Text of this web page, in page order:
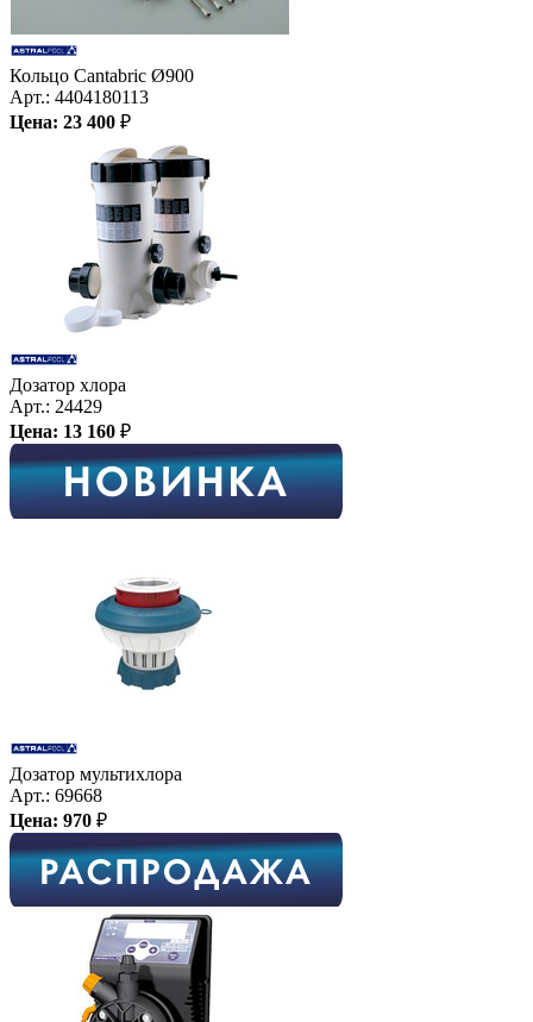
Кольцо Cantabric Ø900
Арт.: 4404180113
Цена: 23 400 ₽
Дозатор хлора
Арт.: 24429
Цена: 13 160 ₽
Дозатор мультихлора
Арт.: 69668
Цена: 970 ₽